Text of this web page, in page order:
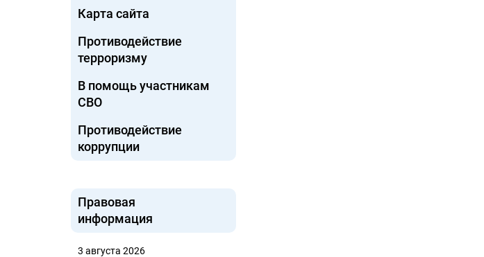
Карта сайта
Противодействие
терроризму
В помощь участникам
СВО
Противодействие
коррупции
Правовая
информация
3 августа 2026